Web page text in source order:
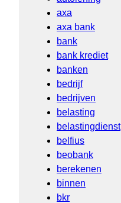
axa
axa bank
bank
bank krediet
banken
bedrijf
bedrijven
belasting
belastingdienst
belfius
beobank
berekenen
binnen
bkr